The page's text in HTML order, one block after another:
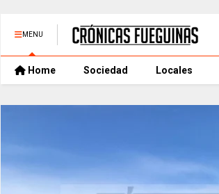
MENU
Home Sociedad Locales